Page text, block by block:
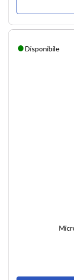
Disponibile